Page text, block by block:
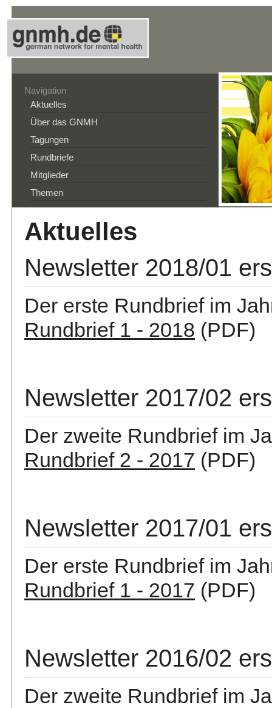
Navigation
Aktuelles
Über das GNMH
Tagungen
Rundbriefe
Mitglieder
Themen
Aktuelles
Newsletter 2018/01
Der erste Rundbrief im
Rundbrief 1 - 2018 (PDF)
Newsletter 2017/02
Der zweite Rundbrief im
Rundbrief 2 - 2017 (PDF)
Newsletter 2017/01
Der erste Rundbrief im
Rundbrief 1 - 2017 (PDF)
Newsletter 2016/02
Der zweite Rundbrief im